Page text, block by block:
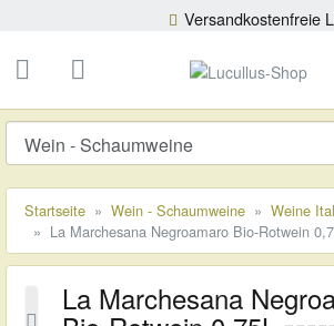
Versandkostenfreie Lieferung
schließen
Suche
Startseite Wein - Schaumweine
Weine
La Marchesana Negroamaro Bio-Rotwein
La Marchesana